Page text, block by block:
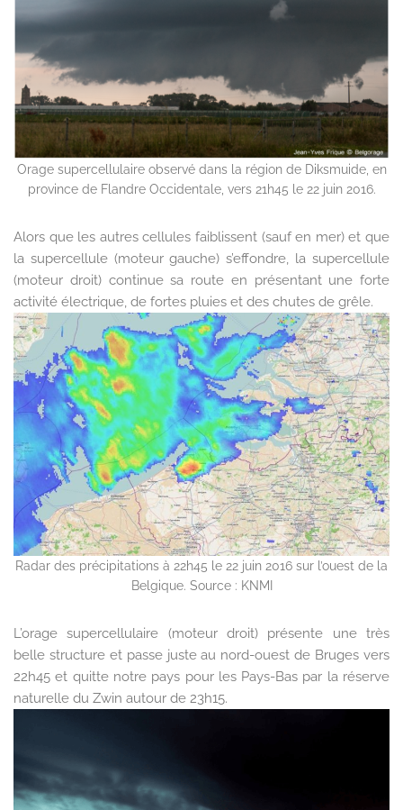
Orage supercellulaire observé dans la région de Diksmuide, en
province de Flandre Occidentale, vers 21h45 le 22 juin 2016.
Alors que les autres cellules faiblissent (sauf en mer) et que
la supercellule (moteur gauche) s’effondre, la supercellule
(moteur droit) continue sa route en présentant une forte
activité électrique, de fortes pluies et des chutes de grêle.
Radar des précipitations à 22h45 le 22 juin 2016 sur l’ouest de la
Belgique. Source : KNMI
L’orage supercellulaire (moteur droit) présente une très
belle structure et passe juste au nord-ouest de Bruges vers
22h45 et quitte notre pays pour les Pays-Bas par la réserve
naturelle du Zwin autour de 23h15.